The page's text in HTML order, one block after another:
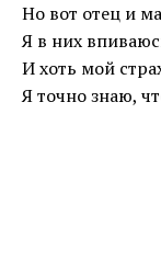
Но вот отец и
Я в них
И хоть мой
Я точно знаю,